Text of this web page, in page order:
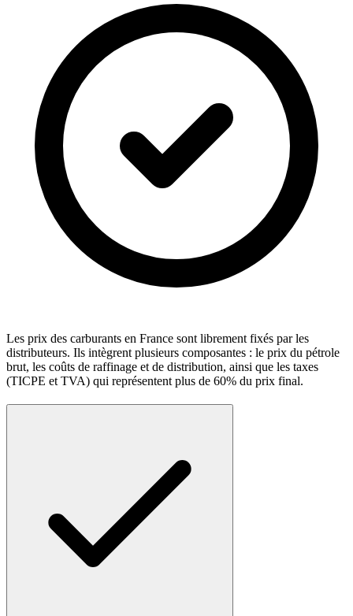
Les prix des carburants en France sont librement fixés par les
distributeurs. Ils intègrent plusieurs composantes : le prix du pétrole
brut, les coûts de raffinage et de distribution, ainsi que les taxes
(TICPE et TVA) qui représentent plus de 60% du prix final.